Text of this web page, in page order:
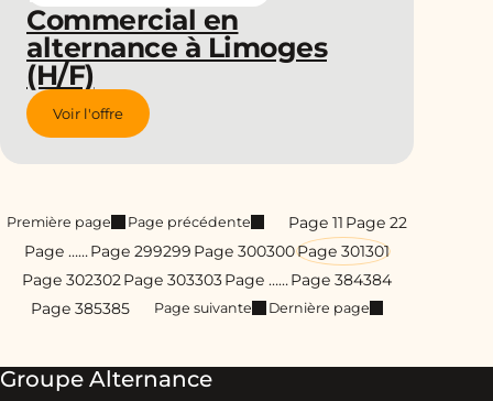
Commercial en
alternance à Limoges
(H/F)
Voir l'offre
Première page Page précédente Page 11 Page 22
Page …… Page 299299 Page 300300Page 301301
Page 302302 Page 303303Page …… Page 384384
Page 385385 Page suivante Dernière page
Groupe Alternance